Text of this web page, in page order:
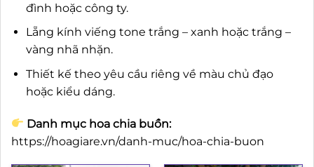
đình hoặc công ty.
Lẵng kính viếng tone trắng – xanh hoặc trắng –
vàng nhã nhặn.
Thiết kế theo yêu cầu riêng về màu chủ đạo
hoặc kiểu dáng.
Danh mục hoa chia buồn:
https://hoagiare.vn/danh-muc/hoa-chia-buon